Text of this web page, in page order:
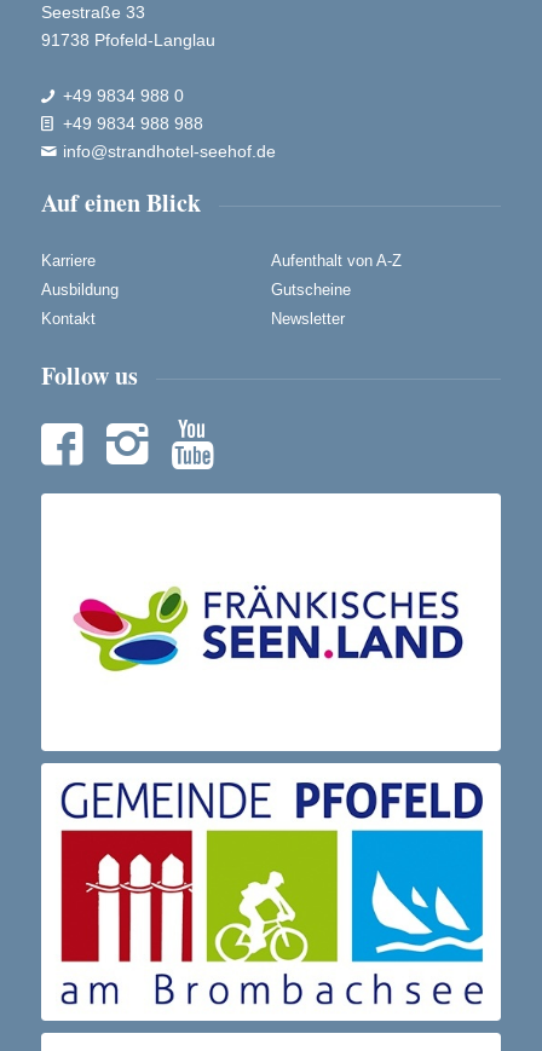
Seestraße 33
91738 Pfofeld-Langlau
 +49 9834 988 0
 +49 9834 988 988
 info@strandhotel-seehof.de
Auf einen Blick
Karriere
Ausbildung
Kontakt
Aufenthalt von A-Z
Gutscheine
Newsletter
Follow us